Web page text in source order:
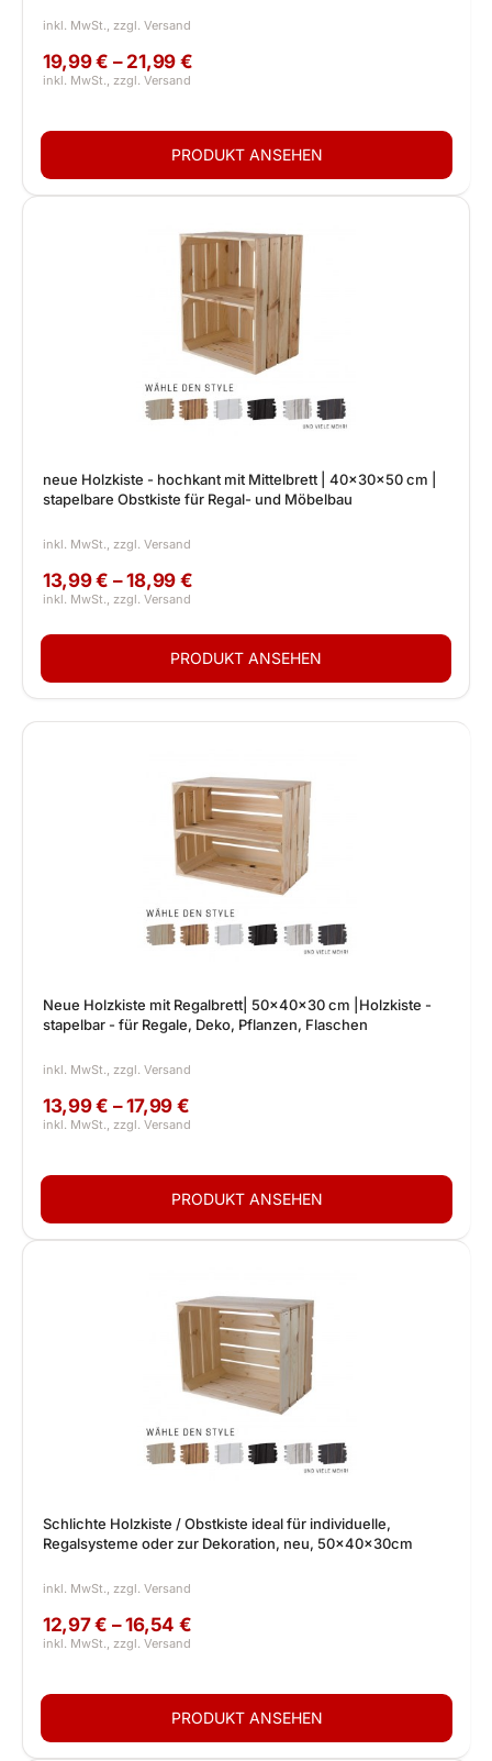
19,99 € – 21,99 €
neue Holzkiste - hochkant mit Mittelbrett | 40x30x50 cm |
stapelbare Obstkiste für Regal- und Möbelbau
13,99 € – 18,99 €
Neue Holzkiste mit Regalbrett| 50x40x30 cm |Holzkiste -
stapelbar - für Regale, Deko, Pflanzen, Flaschen
13,99 € – 17,99 €
Schlichte Holzkiste / Obstkiste ideal für individuelle,
Regalsysteme oder zur Dekoration, neu, 50x40x30cm
12,97 € – 16,54 €